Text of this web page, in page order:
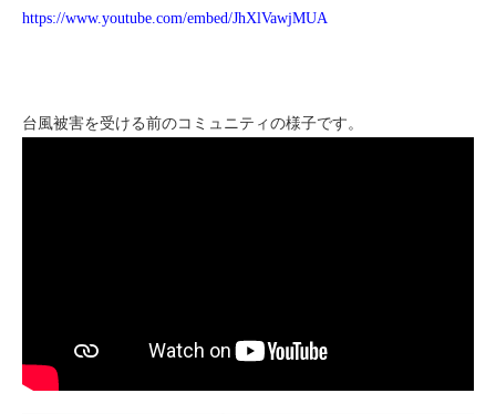
https://www.youtube.com/embed/JhXlVawjMUA
台風被害を受ける前のコミュニティの様子です。